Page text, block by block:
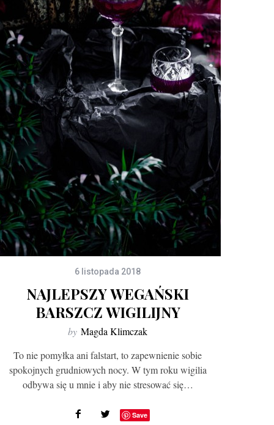
6 listopada 2018
NAJLEPSZY WEGAŃSKI
BARSZCZ WIGILIJNY
by Magda Klimczak
To nie pomyłka ani falstart, to zapewnienie sobie
spokojnych grudniowych nocy. W tym roku wigilia
odbywa się u mnie i aby nie stresować się…
Save